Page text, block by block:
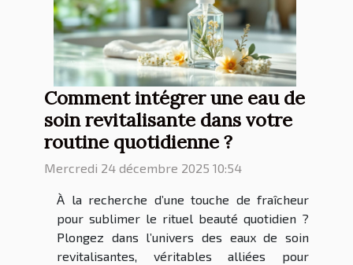
Comment intégrer une eau de
soin revitalisante dans votre
routine quotidienne ?
Mercredi 24 décembre 2025 10:54
À la recherche d’une touche de fraîcheur
pour sublimer le rituel beauté quotidien ?
Plongez dans l’univers des eaux de soin
revitalisantes, véritables alliées pour